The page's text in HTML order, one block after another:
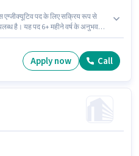
पद के लिए सक्रिय रूप से
है। यह पद 6+ महीने वर्ष के अनुभव
आवेदन कर सकते हैं।
Apply now Call